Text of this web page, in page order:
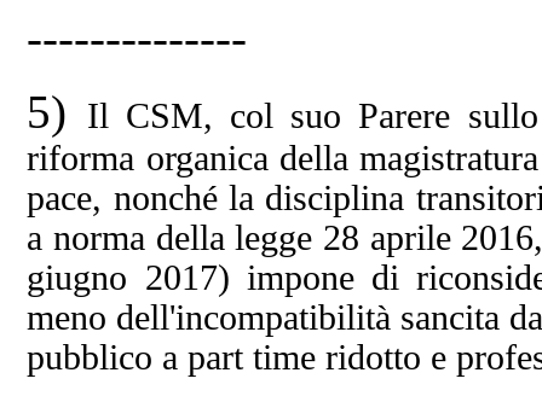
--------------
5) Il CSM, col suo Parere
riforma organica della
pace, nonché la disciplina
a norma della legge 28 aprile
giugno 2017) impone di
meno dell'incompatibilità sancita
pubblico a part time ridotto e